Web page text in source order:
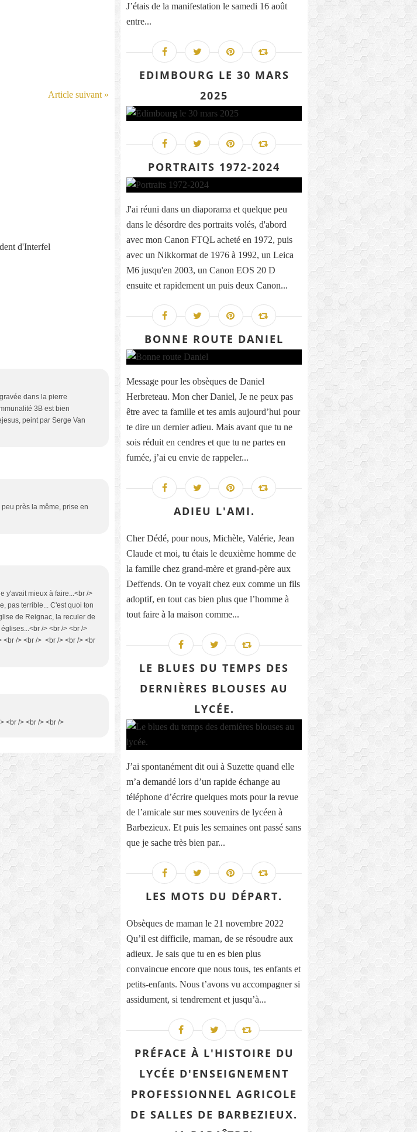
Article suivant »
d'Interfel
dans la pierre
3B est bien
peint par Serge Van
près la même, prise en
y'avait mieux à faire...<br />
pas terrible... C'est quoi ton
de Reignac, la reculer de
/> <br /> <br />
<br /> <br /> <br /> <br /> <br
<br /> <br /> <br />
J’étais de la manifestation le samedi 16 août
entre...
EDIMBOURG LE 30 MARS
2025
PORTRAITS 1972-2024
J'ai réuni dans un diaporama et quelque peu
dans le désordre des portraits volés, d'abord
avec mon Canon FTQL acheté en 1972, puis
avec un Nikkormat de 1976 à 1992, un Leica
M6 jusqu'en 2003, un Canon EOS 20 D
ensuite et rapidement un puis deux Canon...
BONNE ROUTE DANIEL
Message pour les obsèques de Daniel
Herbreteau. Mon cher Daniel, Je ne peux pas
être avec ta famille et tes amis aujourd’hui pour
te dire un dernier adieu. Mais avant que tu ne
sois réduit en cendres et que tu ne partes en
fumée, j’ai eu envie de rappeler...
ADIEU L'AMI.
Cher Dédé, pour nous, Michèle, Valérie, Jean
Claude et moi, tu étais le deuxième homme de
la famille chez grand-mère et grand-père aux
Deffends. On te voyait chez eux comme un fils
adoptif, en tout cas bien plus que l’homme à
tout faire à la maison comme...
LE BLUES DU TEMPS DES
DERNIÈRES BLOUSES AU
LYCÉE.
J’ai spontanément dit oui à Suzette quand elle
m’a demandé lors d’un rapide échange au
téléphone d’écrire quelques mots pour la revue
de l’amicale sur mes souvenirs de lycéen à
Barbezieux. Et puis les semaines ont passé sans
que je sache très bien par...
LES MOTS DU DÉPART.
Obsèques de maman le 21 novembre 2022
Qu’il est difficile, maman, de se résoudre aux
adieux. Je sais que tu en es bien plus
convaincue encore que nous tous, tes enfants et
petits-enfants. Nous t’avons vu accompagner si
assidument, si tendrement et jusqu’à...
PRÉFACE À L'HISTOIRE DU
LYCÉE D'ENSEIGNEMENT
PROFESSIONNEL AGRICOLE
DE SALLES DE BARBEZIEUX.